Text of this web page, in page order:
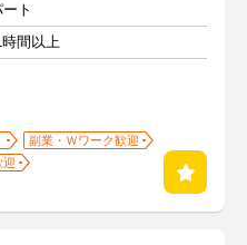
ト
間以上
副業・Ｗワーク歓迎
迎